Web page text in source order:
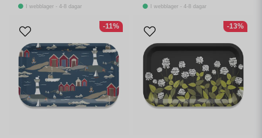
I webblager - 4-8 dagar I webblager - 4-8 dagar
-11% -13%